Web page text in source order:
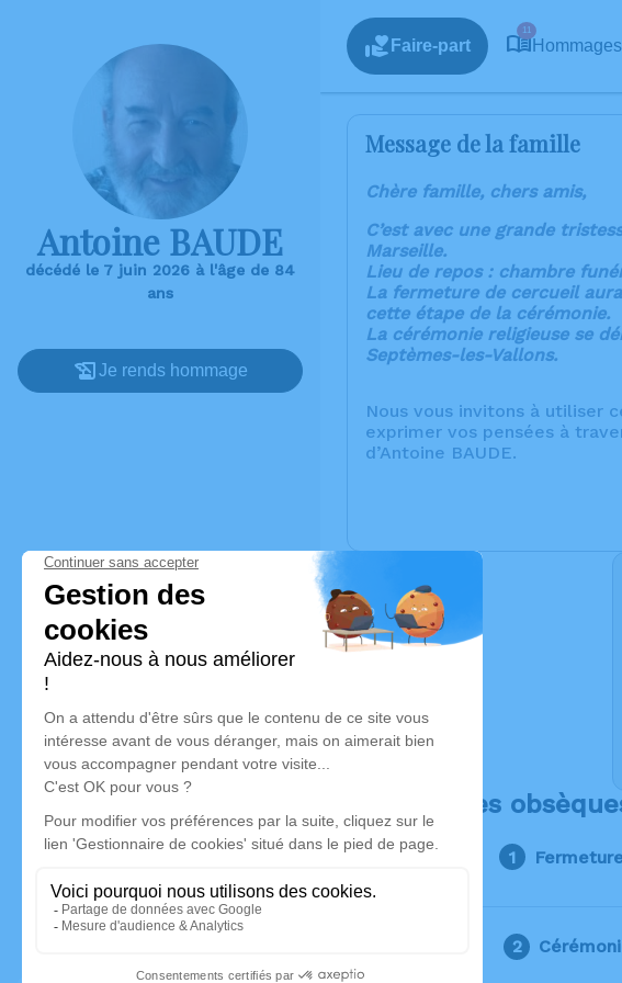
Antoine BAUDE
décédé le 7 juin 2026 à l'âge de 84
ans
Je rends hommage
Faire-part
11
Hommages
Message de la famille
Chère famille, chers amis,
C’est avec une grande
Marseille.
Lieu de repos : chambre
La fermeture de cercueil
cette étape de la cérémonie.
La cérémonie religieuse se
Septèmes-les-Vallons.
Nous vous invitons à utiliser
exprimer vos pensées à
d’Antoine BAUDE.
Déroulé des